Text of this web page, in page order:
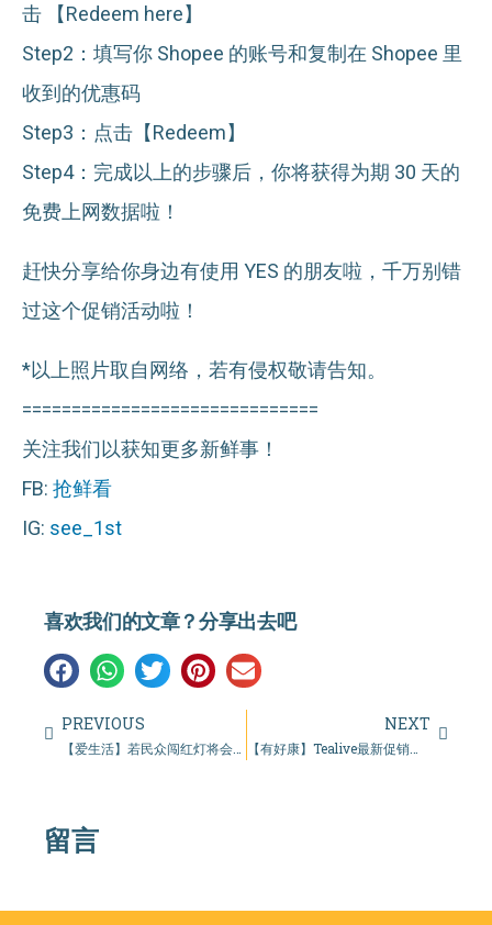
击 【Redeem here】
Step2：填写你 Shopee 的账号和复制在 Shopee 里
收到的优惠码
Step3：点击【Redeem】
Step4：完成以上的步骤后，你将获得为期 30 天的
免费上网数据啦！
赶快分享给你身边有使用 YES 的朋友啦，千万别错
过这个促销活动啦！
*以上照片取自网络，若有侵权敬请告知。
==============================
关注我们以获知更多新鲜事！
FB: 抢鲜看
IG: see_1st
喜欢我们的文章？分享出去吧
PREVIOUS NEXT
【有好康】Tealive最新促销活动，一杯饮料只需 RM 2.60！
留言